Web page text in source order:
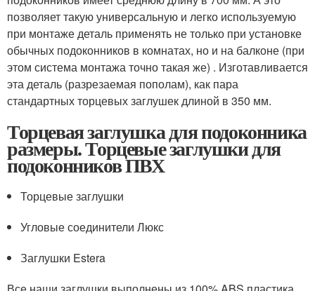
позволяет такую универсальную и легко используемую
при монтаже деталь применять не только при установке
обычных подоконников в комнатах, но и на балконе (при
этом система монтажа точно такая же) . Изготавливается
эта деталь (разрезаемая пополам), как пара
стандартных торцевых заглушек длиной в 350 мм.
Торцевая заглушка для подоконника
размеры. Торцевые заглушки для
подоконников ПВХ
Торцевые заглушки
Угловые соединители Люкс
Заглушки Estera